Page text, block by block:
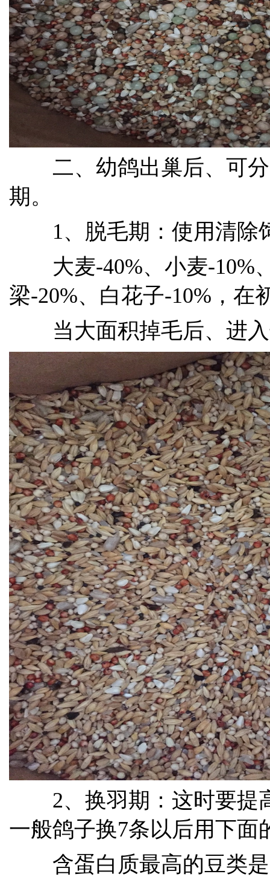
二、幼鸽出巢后、可分
期。
1、脱毛期：使用清除
大麦-40%、小麦-10%
梁-20%、白花子-10%，在
当大面积掉毛后、进入
2、换羽期：这时要提
一般鸽子换7条以后用下面
含蛋白质最高的豆类是